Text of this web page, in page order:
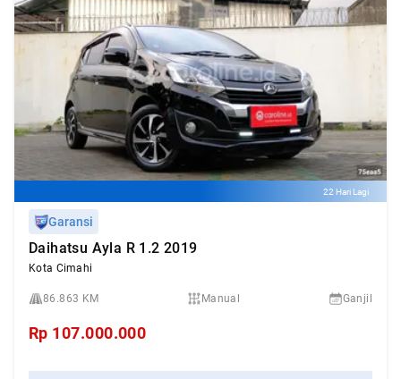
22 Hari Lagi
Garansi
Daihatsu Ayla R 1.2 2019
Kota Cimahi
86.863 KM Manual Ganjil
Rp 107.000.000